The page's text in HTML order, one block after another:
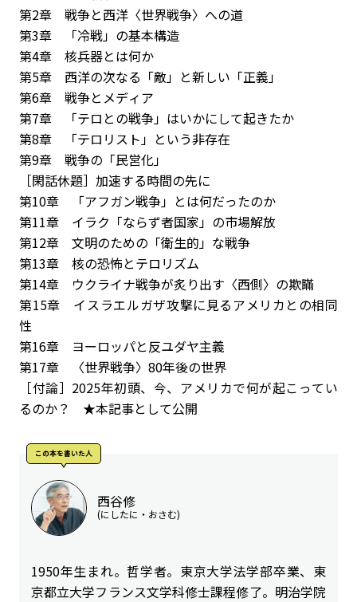
第2章 戦争と西洋――〈世界戦争〉への道
第3章 「冷戦」の基本構造
第4章 核兵器とは何か
第5章 西洋の次なる「敵」と新しい「正義」
第6章 戦争とメディア
第7章 「テロとの戦争」はいかにして起きたか
第8章 「テロリスト」という非存在
第9章 戦争の「民営化」
［閑話休題］加速する時間の先に
第10章 「アフガン戦争」とは何だったのか
第11章 イラク――「ならず者国家」の市場解放
第12章 文明のための「衛生的」な戦争
第13章 核の恐怖とテロリズム
第14章 ウクライナ戦争が炙り出す〈西側〉の欺瞞
第15章 イスラエル――ガザ攻撃に見るアメリカとの相同
性
第16章 ヨーロッパと反ユダヤ主義
第17章 〈世界戦争〉80年後の世界
［付論］2025年初頭、今、アメリカで何が起こってい
るのか？ ★本記事として公開
この本を書いた人
西谷修
(にしたに・おさむ)
1950年生まれ。哲学者。東京大学法学部卒業、東
京都立大学フランス文学科修士課程修了。明治学院